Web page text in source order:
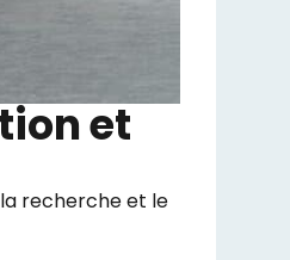
et
la recherche et le